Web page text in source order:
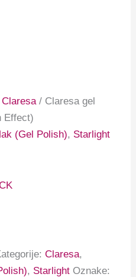
Claresa / Claresa gel
Effect)
(Gel Polish), Starlight
Claresa,
, Starlight Oznake: